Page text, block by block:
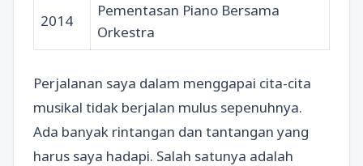
2014
Pementasan Piano Bersama
Orkestra
Perjalanan saya dalam menggapai cita-cita
musikal tidak berjalan mulus sepenuhnya.
Ada banyak rintangan dan tantangan yang
harus saya hadapi. Salah satunya adalah